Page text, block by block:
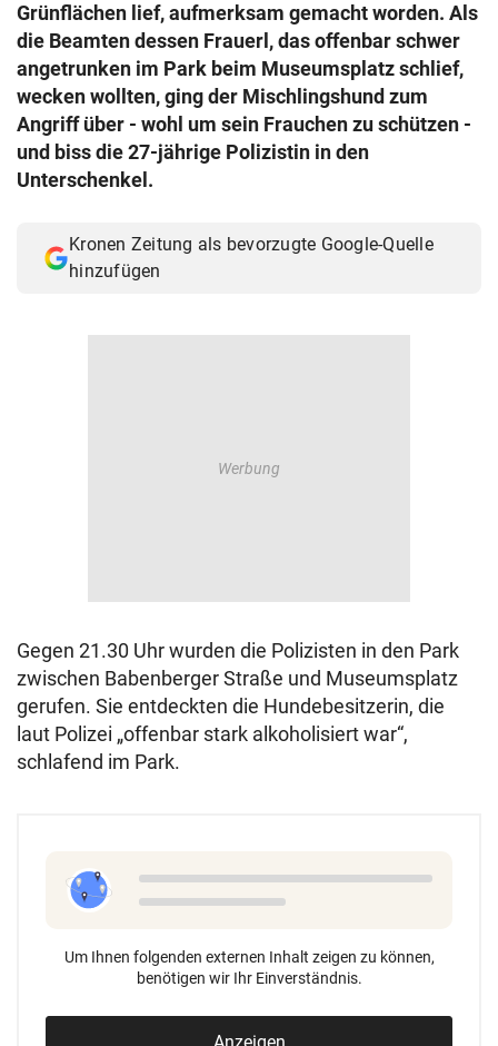
© Krone Multimedia GmbH & Co KG 2026
Muthgasse 2, 1190 Wien
Grünflächen lief, aufmerksam gemacht worden. Als
die Beamten dessen Frauerl, das offenbar schwer
angetrunken im Park beim Museumsplatz schlief,
wecken wollten, ging der Mischlingshund zum
Angriff über - wohl um sein Frauchen zu schützen -
und biss die 27-jährige Polizistin in den
Unterschenkel.
Kronen Zeitung als bevorzugte Google-Quelle
hinzufügen
Gegen 21.30 Uhr wurden die Polizisten in den Park
zwischen Babenberger Straße und Museumsplatz
gerufen. Sie entdeckten die Hundebesitzerin, die
laut Polizei „offenbar stark alkoholisiert war“,
schlafend im Park.
Um Ihnen folgenden externen Inhalt zeigen zu können,
benötigen wir Ihr Einverständnis.